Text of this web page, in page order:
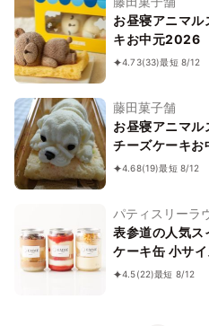
お昼寝アニマ
キお中元2026
4.73(33)最短 8/12
藤田菓子舗
お昼寝アニマ
チーズケーキ
4.68(19)最短 8/12
パティスリーラ
表参道の人気
ケーキ缶 小サ
とイチゴ缶、
4.5(22)最短 8/12